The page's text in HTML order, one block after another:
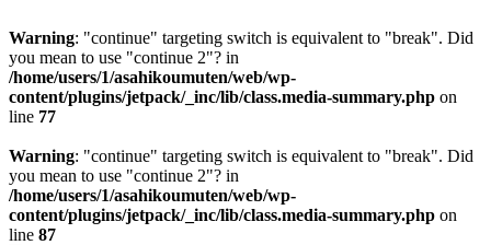
Warning: "continue" targeting switch is equivalent to "break". Did
you mean to use "continue 2"? in
/home/users/1/asahikoumuten/web/wp-
content/plugins/jetpack/_inc/lib/class.media-summary.php on
line 77
Warning: "continue" targeting switch is equivalent to "break". Did
you mean to use "continue 2"? in
/home/users/1/asahikoumuten/web/wp-
content/plugins/jetpack/_inc/lib/class.media-summary.php on
line 87